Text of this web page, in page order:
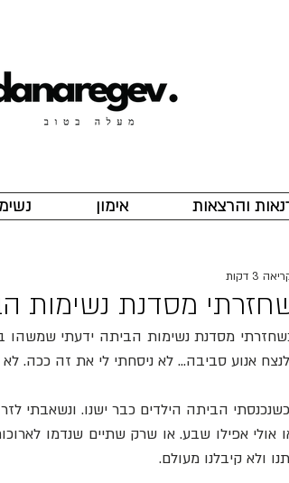
אימון והרצאות
מסדנת נשימות
3 דקות
אנוע סביבה... לא ניסחתי לי את זה ככה.
ולא קיבלנו מעולם.